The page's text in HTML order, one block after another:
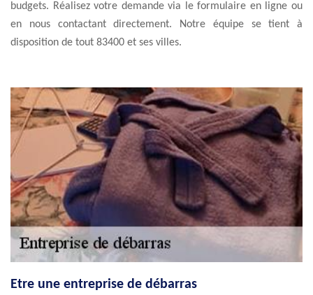
budgets. Réalisez votre demande via le formulaire en ligne ou
en nous contactant directement. Notre équipe se tient à
disposition de tout 83400 et ses villes.
Etre une entreprise de débarras